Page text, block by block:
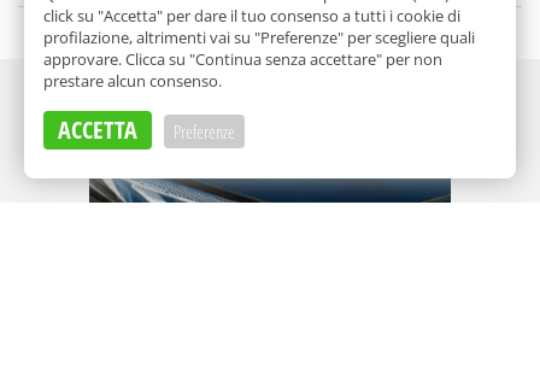
click su "Accetta" per dare il tuo consenso a tutti i cookie di
profilazione, altrimenti vai su "Preferenze" per scegliere quali
approvare. Clicca su "Continua senza accettare" per non
prestare alcun consenso.
ACCETTA Preferenze